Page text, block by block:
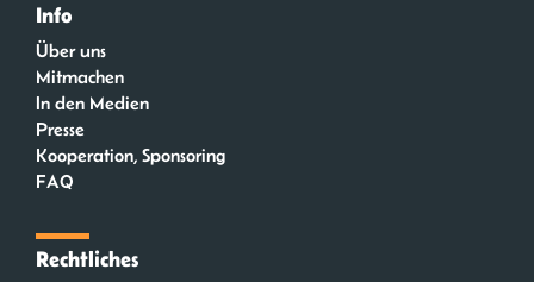
Info
Über uns
Mitmachen
In den Medien
Presse
Kooperation, Sponsoring
FAQ
Rechtliches